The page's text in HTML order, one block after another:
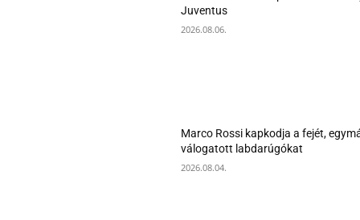
Juventus
2026.08.06.
Marco Rossi kapkodja a fejét,
válogatott labdarúgókat
2026.08.04.